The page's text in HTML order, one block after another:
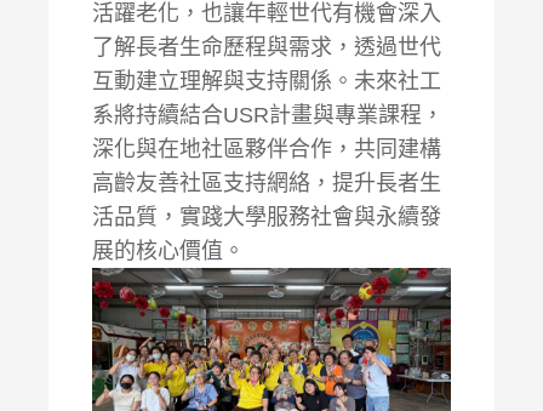
活躍老化，也讓年輕世代有機會深入
了解長者生命歷程與需求，透過世代
互動建立理解與支持關係。未來社工
系將持續結合USR計畫與專業課程，
深化與在地社區夥伴合作，共同建構
高齡友善社區支持網絡，提升長者生
活品質，實踐大學服務社會與永續發
展的核心價值。